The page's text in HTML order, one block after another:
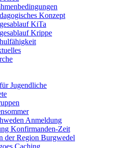
Konzept
KiTa
Krippe
Jugendliche
Anmeldung
Konfirmanden-Zeit
der Region Burgwedel